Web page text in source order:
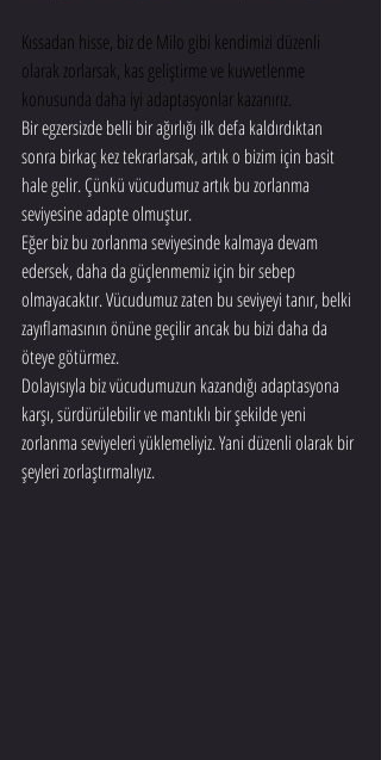
Kıssadan hisse, biz de Milo gibi kendimizi düzenli
olarak zorlarsak, kas geliştirme ve kuvvetlenme
konusunda daha iyi adaptasyonlar kazanırız.
Bir egzersizde belli bir ağırlığı ilk defa kaldırdıktan
sonra birkaç kez tekrarlarsak, artık o bizim için basit
hale gelir. Çünkü vücudumuz artık bu zorlanma
seviyesine adapte olmuştur.
Eğer biz bu zorlanma seviyesinde kalmaya devam
edersek, daha da güçlenmemiz için bir sebep
olmayacaktır. Vücudumuz zaten bu seviyeyi tanır, belki
zayıflamasının önüne geçilir ancak bu bizi daha da
öteye götürmez.
Dolayısıyla biz vücudumuzun kazandığı adaptasyona
karşı, sürdürülebilir ve mantıklı bir şekilde yeni
zorlanma seviyeleri yüklemeliyiz. Yani düzenli olarak bir
şeyleri zorlaştırmalıyız.